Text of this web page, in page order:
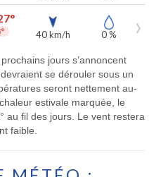
40 km/h 0 %
jours s’annoncent
se dérouler sous un
seront nettement au-
estivale marquée, le
au fil des jours. Le vent restera
faible.